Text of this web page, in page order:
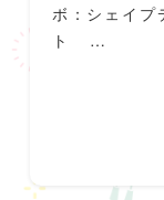
ボ：シェイ
ト …